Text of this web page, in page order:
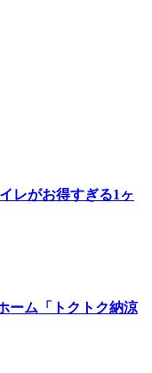
レがお得すぎる1ヶ
ーム「トクトク納涼